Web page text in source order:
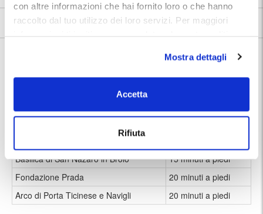
con altre informazioni che hai fornito loro o che hanno
raccolto dal tuo utilizzo dei loro servizi. Per maggiori
Mostra dettagli
Accetta
Rifiuta
5.5 8 recensioni Vedi tutte
Il parcheggio si trova nella zona sud del centro di Milano, nella vivace
Basilica di San Nazaro in Brolo
15 minuti a piedi
Fondazione Prada
20 minuti a piedi
Arco di Porta Ticinese e Navigli
20 minuti a piedi